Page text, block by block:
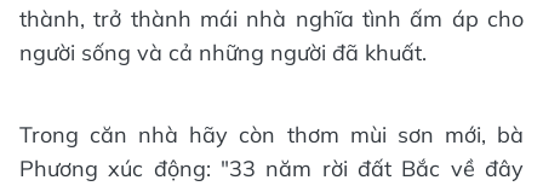
thành, trở thành mái nhà nghĩa tình ấm áp cho
người sống và cả những người đã khuất.
Trong căn nhà hãy còn thơm mùi sơn mới, bà
Phương xúc động: "33 năm rời đất Bắc về đây